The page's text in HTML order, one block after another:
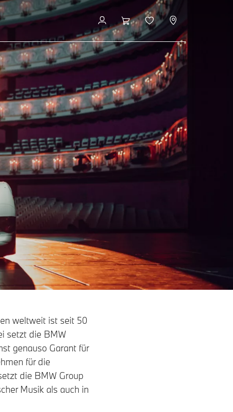
weltweit ist seit 50
setzt die BMW
genauso Garant für
für die
die BMW Group
Musik als auch in